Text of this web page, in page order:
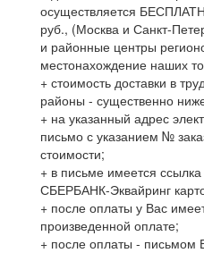
осуществляется
руб., (Москва и Санкт-
и районные центры
местонахождение наших
+ стоимость доставки в
районы - существенно
+ на указанный адрес
письмо с указанием №
стоимости;
+ в письме имеется
СБЕРБАНК-Эквайринг
+ после оплаты у Вас
произведенной оплате;
+ после оплаты - письмом